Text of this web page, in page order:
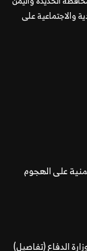
والاجتماعية على
على الهجوم
الدفاع (تفاصيل)